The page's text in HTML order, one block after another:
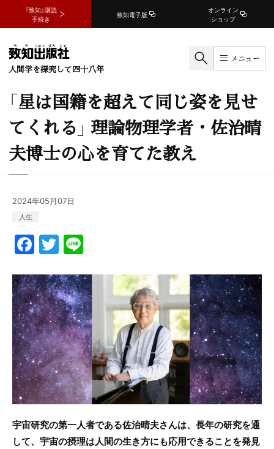
『致知』購読
手続き
致知電子版
オンライン
ショップ
人間学を探究して四十八年
メニュー
「星は国籍を超えて同じ姿を見せ
てくれる」 理論物理学者・佐治晴
夫博士の心を育てた教え
2024年05月07日
人生
F
a
c
e
b
o
o
k
T
w
itt
er
e
宇宙研究の第一人者である佐治晴夫さんは、長年の研究を通
して、宇宙の摂理は人間の生き方にも応用できることを発見